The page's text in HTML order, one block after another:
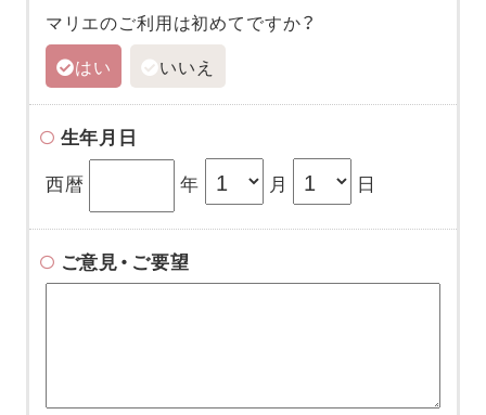
マリエのご利用は初めてですか？
はい
いいえ
生年月日
西暦
年 月 日
ご意見・ご要望